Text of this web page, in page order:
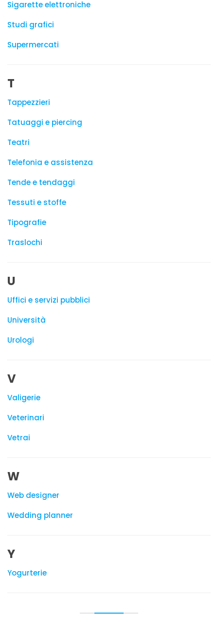
Sigarette elettroniche
Studi grafici
Supermercati
T
Tappezzieri
Tatuaggi e piercing
Teatri
Telefonia e assistenza
Tende e tendaggi
Tessuti e stoffe
Tipografie
Traslochi
U
Uffici e servizi pubblici
Università
Urologi
V
Valigerie
Veterinari
Vetrai
W
Web designer
Wedding planner
Y
Yogurterie